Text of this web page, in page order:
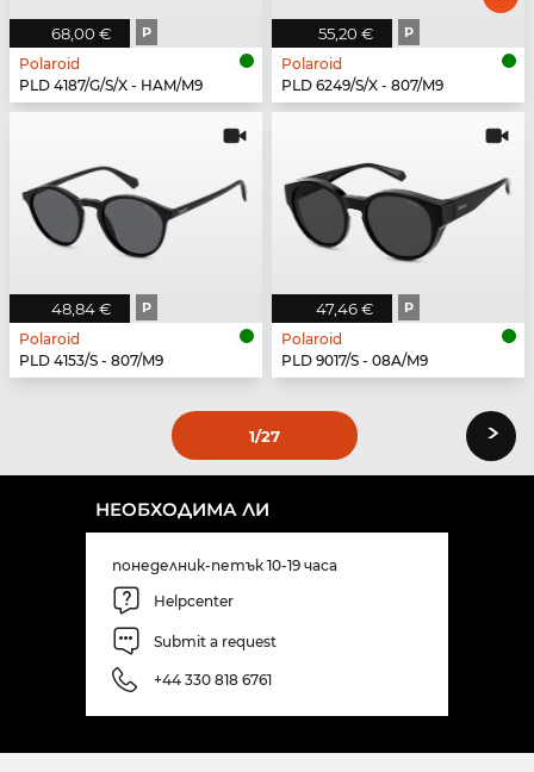
68,00 € P
Polaroid
PLD 4187/G/S/X - HAM/M9
55,20 € P
Polaroid
PLD 6249/S/X - 807/M9
48,84 € P
Polaroid
PLD 4153/S - 807/M9
47,46 € P
Polaroid
PLD 9017/S - 08A/M9
1/27 ›
НЕОБХОДИМА ЛИ
понеделник-петък 10-19 часа
Helpcenter
Submit a request
+44 330 818 6761